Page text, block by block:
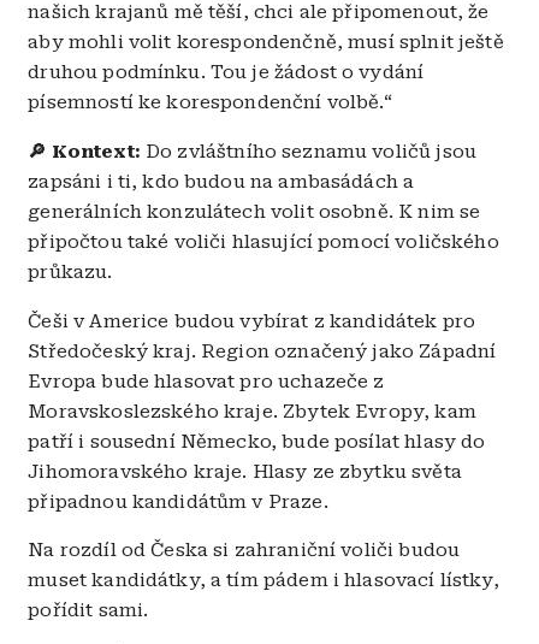
našich krajanů mě těší, chci ale připomenout, že
aby mohli volit korespondenčně, musí splnit ještě
druhou podmínku. Tou je žádost o vydání
písemností ke korespondenční volbě.“
🔎 Kontext: Do zvláštního seznamu voličů jsou
zapsáni i ti, kdo budou na ambasádách a
generálních konzulátech volit osobně. K nim se
připočtou také voliči hlasující pomocí voličského
průkazu.
Češi v Americe budou vybírat z kandidátek pro
Středočeský kraj. Region označený jako Západní
Evropa bude hlasovat pro uchazeče z
Moravskoslezského kraje. Zbytek Evropy, kam
patří i sousední Německo, bude posílat hlasy do
Jihomoravského kraje. Hlasy ze zbytku světa
připadnou kandidátům v Praze.
Na rozdíl od Česka si zahraniční voliči budou
muset kandidátky, a tím pádem i hlasovací lístky,
pořídit sami.